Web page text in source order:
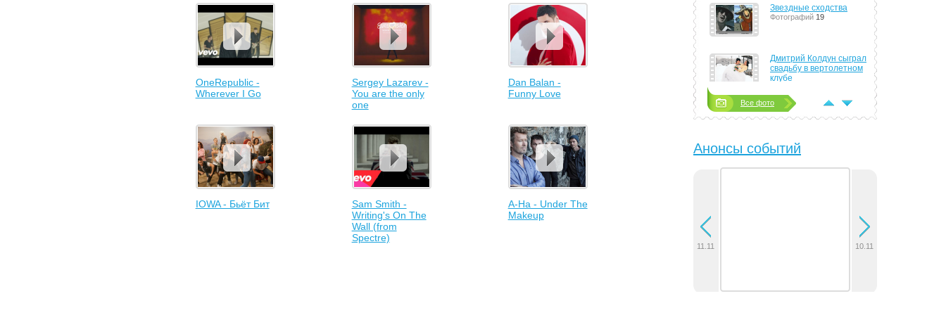
OneRepublic -
Wherever I Go
Sergey Lazarev -
You are the only
one
Dan Balan -
Funny Love
IOWA - Бьёт Бит
Sam Smith -
Writing's On The
Wall (from
Spectre)
A-Ha - Under The
Makeup
Звездные сходства
Фотографий 19
Дмитрий Колдун сыграл
свадьбу в вертолетном
клубе
Тимати сорит деньгами
направо и налево
женой Максима Галкина
Все фото
Анонсы событий
11.11 10.11